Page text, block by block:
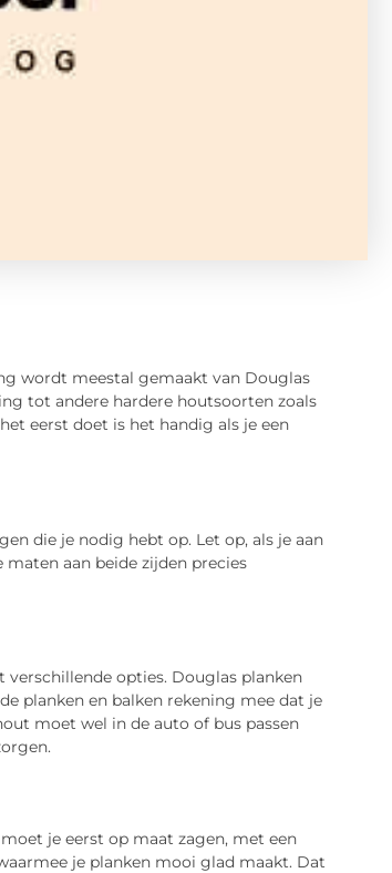
wordt meestal gemaakt van Douglas
tot andere hardere houtsoorten zoals
eerst doet is het handig als je een
die je nodig hebt op. Let op, als je aan
aan beide zijden precies
verschillende opties. Douglas planken
planken en balken rekening mee dat je
moet wel in de auto of bus passen
je eerst op maat zagen, met een
je planken mooi glad maakt. Dat